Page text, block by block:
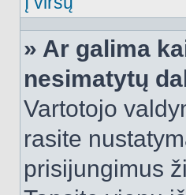
» Ar galima
nesimatytų
Vartotojo
rasite
prisijungimus